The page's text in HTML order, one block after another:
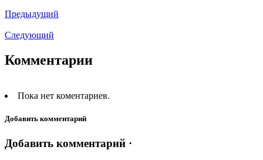
Предыдущий
Следующий
Комментарии
Пока нет коментариев.
Добавить комментарий
Добавить комментарий ·